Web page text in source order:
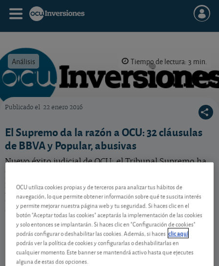
Análisis Tiempo de lectura: 3 min.
Publicado el 22 enero 2016
El Supremo da la razón a OCU: 32 cláusulas
de BBVA y Popular, abusivas
Nuevo éxito judicial de OCU: el Tribunal Supremo ha
Provincial de Madrid, y ha confirmado la nulidad de 32
cláusulas de diversos contratos bancarios de las dos
entidades.
Contenido reservado a SOCIOS
OCU utiliza cookies propias y de terceros para analizar tus hábitos de
navegación, lo que permite obtener información sobre qué te suscita interés
y permite mejorar nuestra página web y tu seguridad. Si haces clic en el
botón "Aceptar todas las cookies" aceptarás la implementación de las cookies
y solo entonces se implantarán. Si haces clic en "Configuración de cookies"
podrás configurar o deshabilitar las cookies. Además, si haces clic aquí
podrás ver la política de cookies y configurarlas o deshabilitarlas en
cualquier momento. Este banner se mantendrá activo hasta que ejecutes
alguna de estas dos opciones.